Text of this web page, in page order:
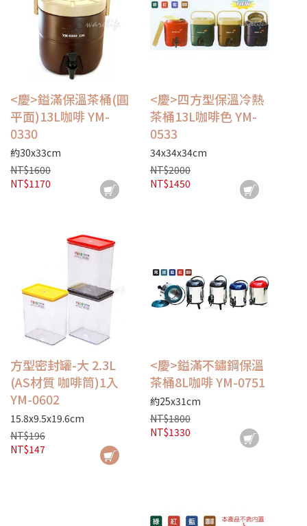
<慶>鎰滿保溫茶桶(圓
平面)13L咖啡 YM-
0330
約30x33cm
NT$1600
NT$1170
<慶>四方型保溫冷熱
茶桶13L咖啡色 YM-
0533
34x34x34cm
NT$2000
NT$1450
方型密封罐-大 2.3L
(AS材質 咖啡筒)1入
YM-0602
15.8x9.5x19.6cm
NT$196
NT$147
<慶>鎰滿不鏽鋼保溫
茶桶8L咖啡 YM-0751
約25x31cm
NT$1800
NT$1330